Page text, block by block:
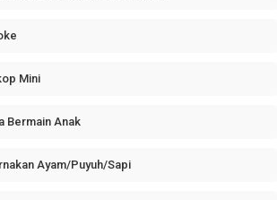
Mini
Bermain Anak
Ayam/Puyuh/Sapi